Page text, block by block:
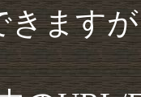
ます